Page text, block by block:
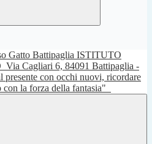
ISTITUTO
Via Cagliari 6, 84091 Battipaglia -
presente con occhi nuovi, ricordare
la forza della fantasia"